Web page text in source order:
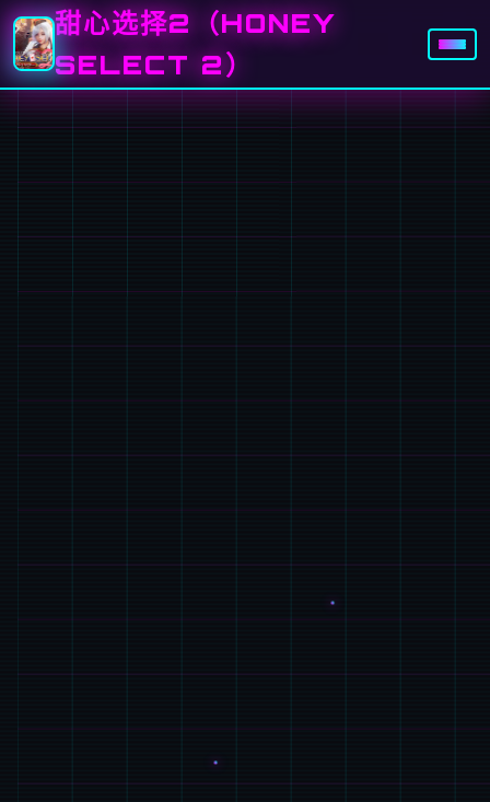
甜心选择2（HONEY
SELECT 2）